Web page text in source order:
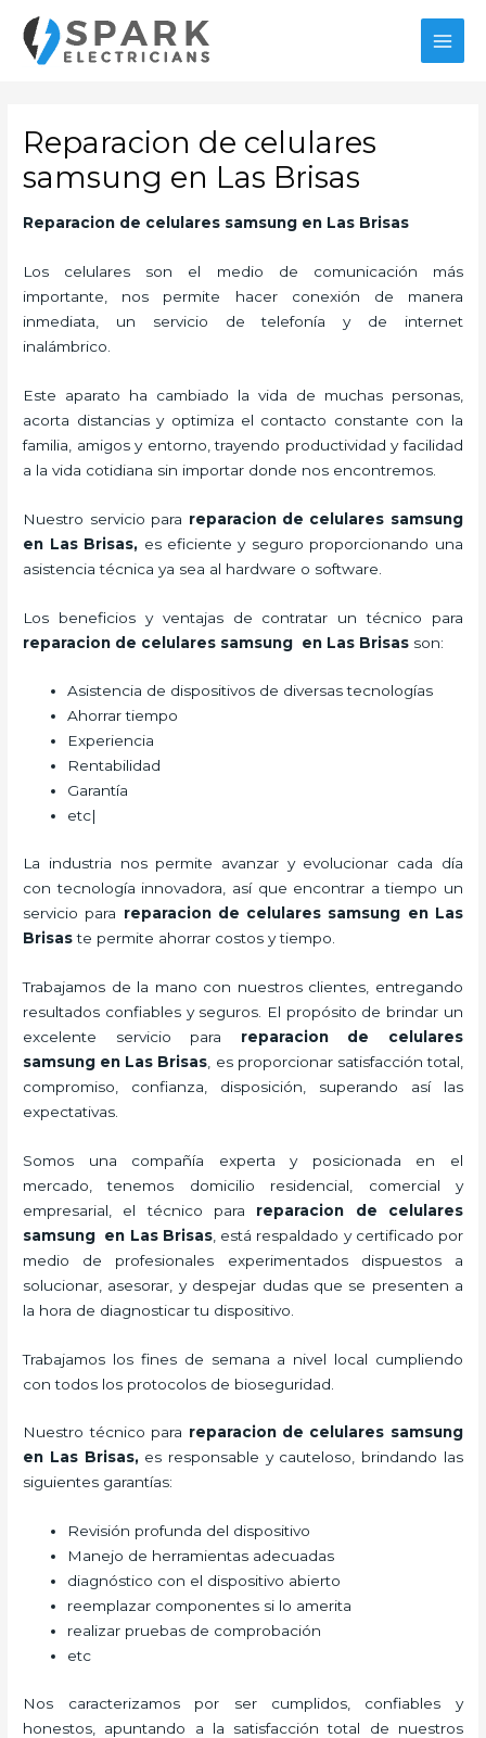
contenido
Reparacion de celulares
samsung en Las Brisas
Reparacion de celulares samsung en Las Brisas
Los celulares son el medio de comunicación más
importante, nos permite hacer conexión de manera
inmediata, un servicio de telefonía y de internet
inalámbrico.
Este aparato ha cambiado la vida de muchas personas,
acorta distancias y optimiza el contacto constante con la
familia, amigos y entorno, trayendo productividad y facilidad
a la vida cotidiana sin importar donde nos encontremos.
Nuestro servicio para reparacion de celulares samsung
en Las Brisas, es eficiente y seguro proporcionando una
asistencia técnica ya sea al hardware o software.
Los beneficios y ventajas de contratar un técnico para
reparacion de celulares samsung en Las Brisas son:
Asistencia de dispositivos de diversas tecnologías
Ahorrar tiempo
Experiencia
Rentabilidad
Garantía
etc|
La industria nos permite avanzar y evolucionar cada día
con tecnología innovadora, así que encontrar a tiempo un
servicio para reparacion de celulares samsung en Las
Brisaste permite ahorrar costos y tiempo.
Trabajamos de la mano con nuestros clientes, entregando
resultados confiables y seguros. El propósito de brindar un
excelente servicio para reparacion de celulares
samsung en Las Brisas , es proporcionar satisfacción total,
compromiso, confianza, disposición, superando así las
expectativas.
Somos una compañía experta y posicionada en el
mercado, tenemos domicilio residencial, comercial y
empresarial, el técnico para reparacion de celulares
samsung en Las Brisas, está respaldado y certificado por
medio de profesionales experimentados dispuestos a
solucionar, asesorar, y despejar dudas que se presenten a
la hora de diagnosticar tu dispositivo.
Trabajamos los fines de semana a nivel local cumpliendo
con todos los protocolos de bioseguridad.
Nuestro técnico para reparacion de celulares samsung
en Las Brisas, es responsable y cauteloso, brindando las
siguientes garantías:
Revisión profunda del dispositivo
Manejo de herramientas adecuadas
diagnóstico con el dispositivo abierto
reemplazar componentes si lo amerita
realizar pruebas de comprobación
etc
Nos caracterizamos por ser cumplidos, confiables y
honestos, apuntando a la satisfacción total de nuestros